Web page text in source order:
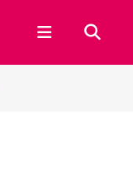
Ouvrir le